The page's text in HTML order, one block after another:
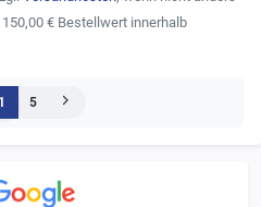
€ Bestellwert innerhalb
1 5